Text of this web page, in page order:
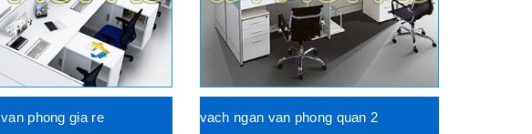
phong gia re vach ngan van phong quan 2